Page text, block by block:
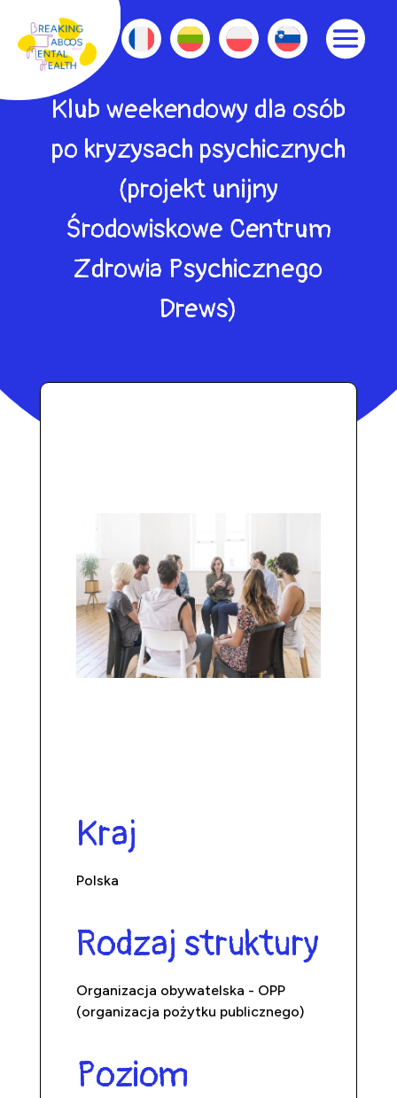
Klub weekendowy dla osób
po kryzysach psychicznych
(projekt unijny
Środowiskowe Centrum
Zdrowia Psychicznego
Drews)
Kraj
Polska
Rodzaj struktury
Organizacja obywatelska - OPP
(organizacja pożytku publicznego)
Poziom